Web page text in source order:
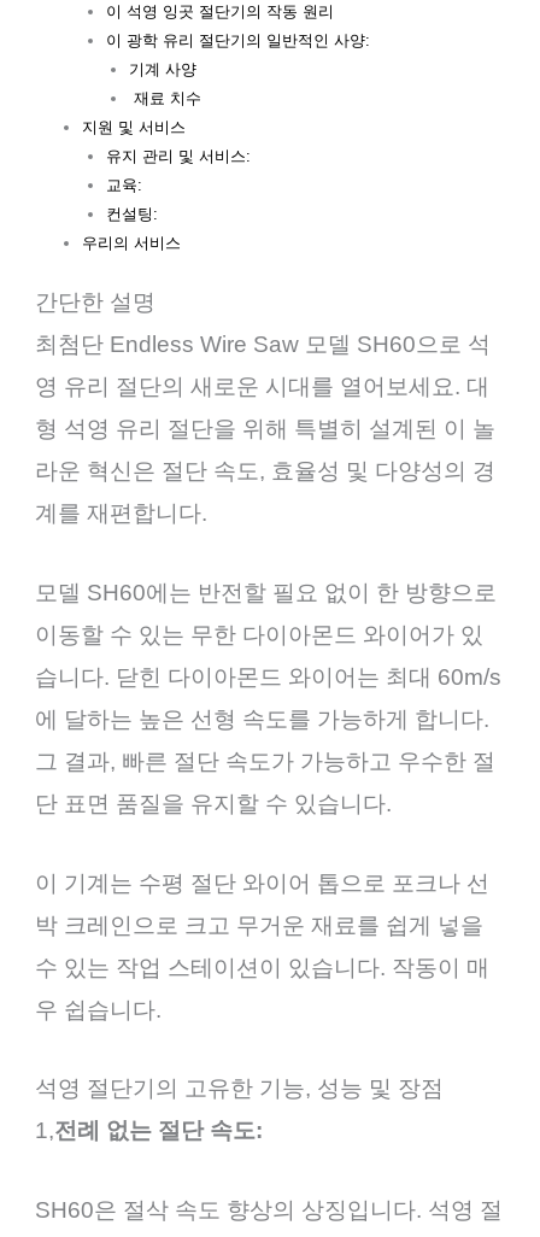
이 석영 잉곳 절단기의 작동 원리
이 광학 유리 절단기의 일반적인 사양:
기계 사양
재료 치수
지원 및 서비스
유지 관리 및 서비스:
교육:
컨설팅:
우리의 서비스
간단한 설명
최첨단 Endless Wire Saw 모델 SH60으로 석
영 유리 절단의 새로운 시대를 열어보세요. 대
형 석영 유리 절단을 위해 특별히 설계된 이 놀
라운 혁신은 절단 속도, 효율성 및 다양성의 경
계를 재편합니다.
모델 SH60에는 반전할 필요 없이 한 방향으로
이동할 수 있는 무한 다이아몬드 와이어가 있
습니다. 닫힌 다이아몬드 와이어는 최대 60m/s
에 달하는 높은 선형 속도를 가능하게 합니다.
그 결과, 빠른 절단 속도가 가능하고 우수한 절
단 표면 품질을 유지할 수 있습니다.
이 기계는 수평 절단 와이어 톱으로 포크나 선
박 크레인으로 크고 무거운 재료를 쉽게 넣을
수 있는 작업 스테이션이 있습니다. 작동이 매
우 쉽습니다.
석영 절단기의 고유한 기능, 성능 및 장점
1,전례 없는 절단 속도:
SH60은 절삭 속도 향상의 상징입니다. 석영 절